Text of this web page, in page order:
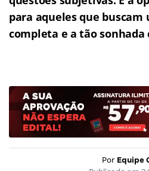
para aqueles que buscam
completa e a tão
Por Equipe